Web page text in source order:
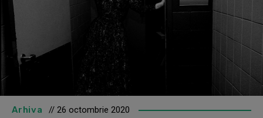
Arhiva // 26 octombrie 2020